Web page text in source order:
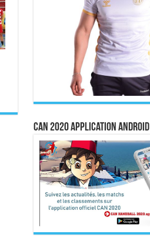
CAN 2020 Application Android